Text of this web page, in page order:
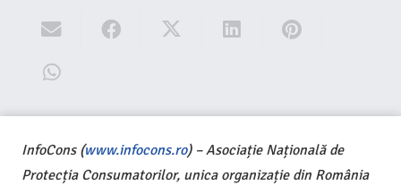
InfoCons (www.infocons.ro) – Asociație Națională de
Protecția Consumatorilor, unica organizație din România